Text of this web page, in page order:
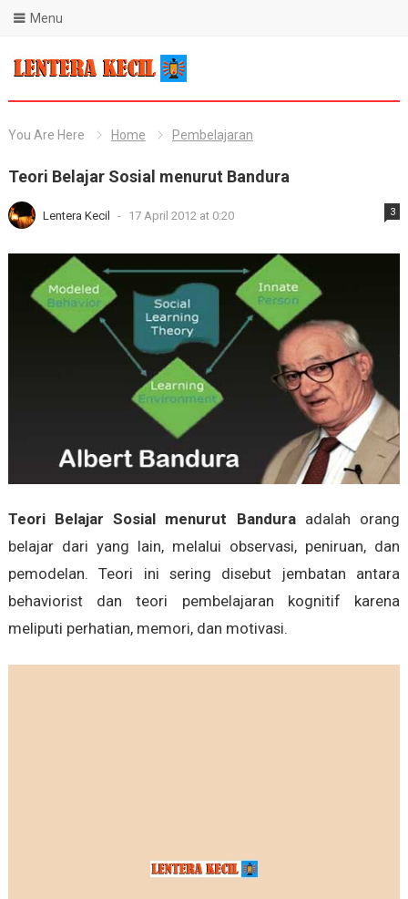
Blog Lentera Kecil
Menu
You Are Here Home Pembelajaran
Teori Belajar Sosial menurut Bandura
Lentera Kecil - 17 April 2012 at 0:20 3
Teori Belajar Sosial menurut Banduraadalah orang
belajar dari yang lain, melalui observasi, peniruan, dan
pemodelan. Teori ini sering disebut jembatan antara
behaviorist dan teori pembelajaran kognitif karena
meliputi perhatian, memori, dan motivasi.